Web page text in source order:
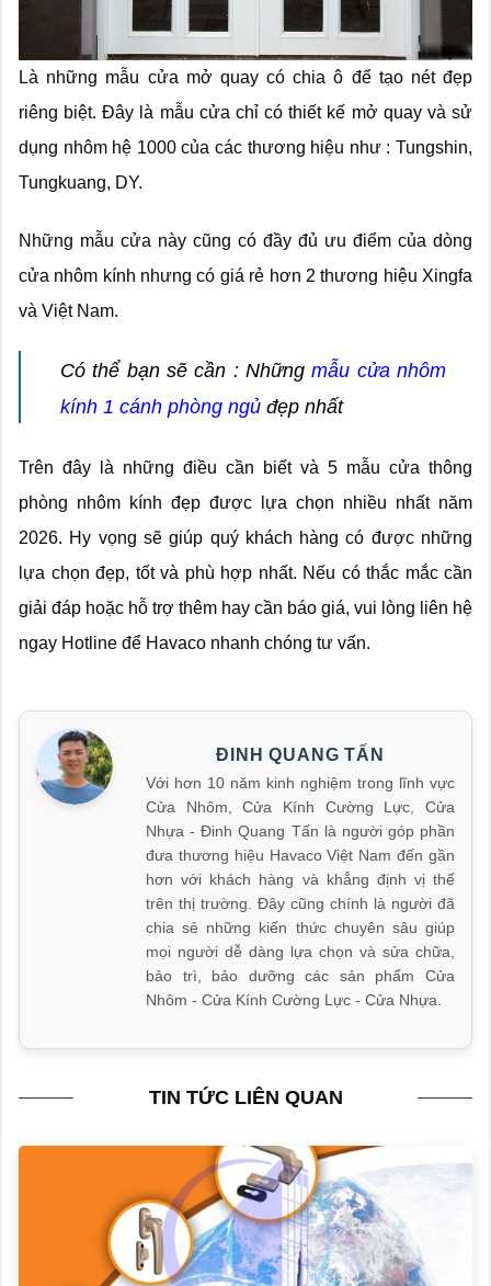
Là những mẫu cửa mở quay có chia ô để tạo nét đẹp
riêng biệt. Đây là mẫu cửa chỉ có thiết kế mở quay và sử
dụng nhôm hệ 1000 của các thương hiệu như : Tungshin,
Tungkuang, DY.
Những mẫu cửa này cũng có đầy đủ ưu điểm của dòng
cửa nhôm kính nhưng có giá rẻ hơn 2 thương hiệu Xingfa
và Việt Nam.
Có thể bạn sẽ cần : Nhữngmẫu cửa nhôm
kính 1 cánh phòng ngủ đẹp nhất
Trên đây là những điều cần biết và 5 mẫu cửa thông
phòng nhôm kính đẹp được lựa chọn nhiều nhất năm
2026. Hy vọng sẽ giúp quý khách hàng có được những
lựa chọn đẹp, tốt và phù hợp nhất. Nếu có thắc mắc cần
giải đáp hoặc hỗ trợ thêm hay cần báo giá, vui lòng liên hệ
ngay Hotline để Havaco nhanh chóng tư vấn.
ĐINH QUANG TẤN
Với hơn 10 năm kinh nghiệm trong lĩnh vực
Cửa Nhôm, Cửa Kính Cường Lực, Cửa
Nhựa - Đinh Quang Tấn là người góp phần
đưa thương hiệu Havaco Việt Nam đến gần
hơn với khách hàng và khẳng định vị thế
trên thị trường. Đây cũng chính là người đã
chia sẻ những kiến thức chuyên sâu giúp
mọi người dễ dàng lựa chọn và sửa chữa,
bảo trì, bảo dưỡng các sản phẩm Cửa
Nhôm - Cửa Kính Cường Lực - Cửa Nhựa.
TIN TỨC LIÊN QUAN